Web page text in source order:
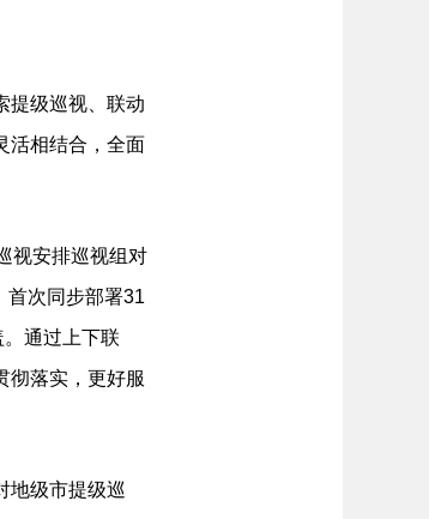
级巡视、联动
活相结合，全面
视安排巡视组对
首次同步部署31
通过上下联
彻落实，更好服
地级市提级巡